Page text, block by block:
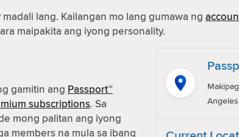
lang. Kailangan mo lang gumawa ng
maipakita ang iyong personality.
gamitin ang Passport™
subscriptions. Sa
mong palitan ang iyong
members na mula sa ibang